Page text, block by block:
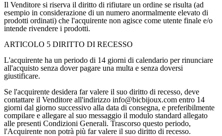
Il Venditore si riserva il diritto di rifiutare un ordine se risulta (ad
esempio in considerazione di un numero anormalmente elevato di
prodotti ordinati) che l'acquirente non agisce come utente finale e/o
intende rivendere i prodotti.
ARTICOLO 5 DIRITTO DI RECESSO
L'acquirente ha un periodo di 14 giorni di calendario per rinunciare
all'acquisto senza dover pagare una multa e senza doversi
giustificare.
Se l'acquirente desidera far valere il suo diritto di recesso, deve
contattare il Venditore all'indirizzo info@bicbijoux.com entro 14
giorni dal giorno successivo alla data di consegna, e preferibilmente
compilare e allegare al suo messaggio il modulo standard allegato
alle presenti Condizioni Generali. Trascorso questo periodo,
l'Acquirente non potrà più far valere il suo diritto di recesso.